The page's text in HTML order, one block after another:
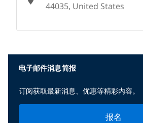
44035, United States
电子邮件消息简报
订阅获取最新消息、优惠等精彩内容。
报名